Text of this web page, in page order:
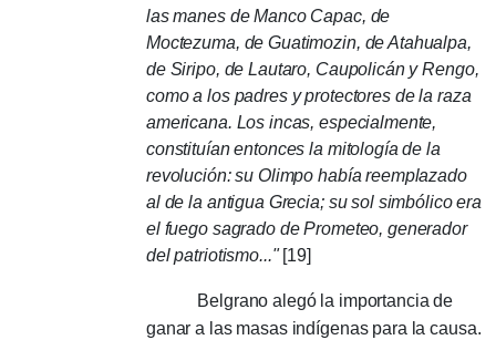
las manes de Manco Capac, de
Moctezuma, de Guatimozin, de Atahualpa,
de Siripo, de Lautaro, Caupolicán y Rengo,
como a los padres y protectores de la raza
americana. Los incas, especialmente,
constituían entonces la mitología de la
revolución: su Olimpo había reemplazado
al de la antigua Grecia; su sol simbólico era
el fuego sagrado de Prometeo, generador
del patriotismo..." [19]
Belgrano alegó la importancia de
ganar a las masas indígenas para la causa.